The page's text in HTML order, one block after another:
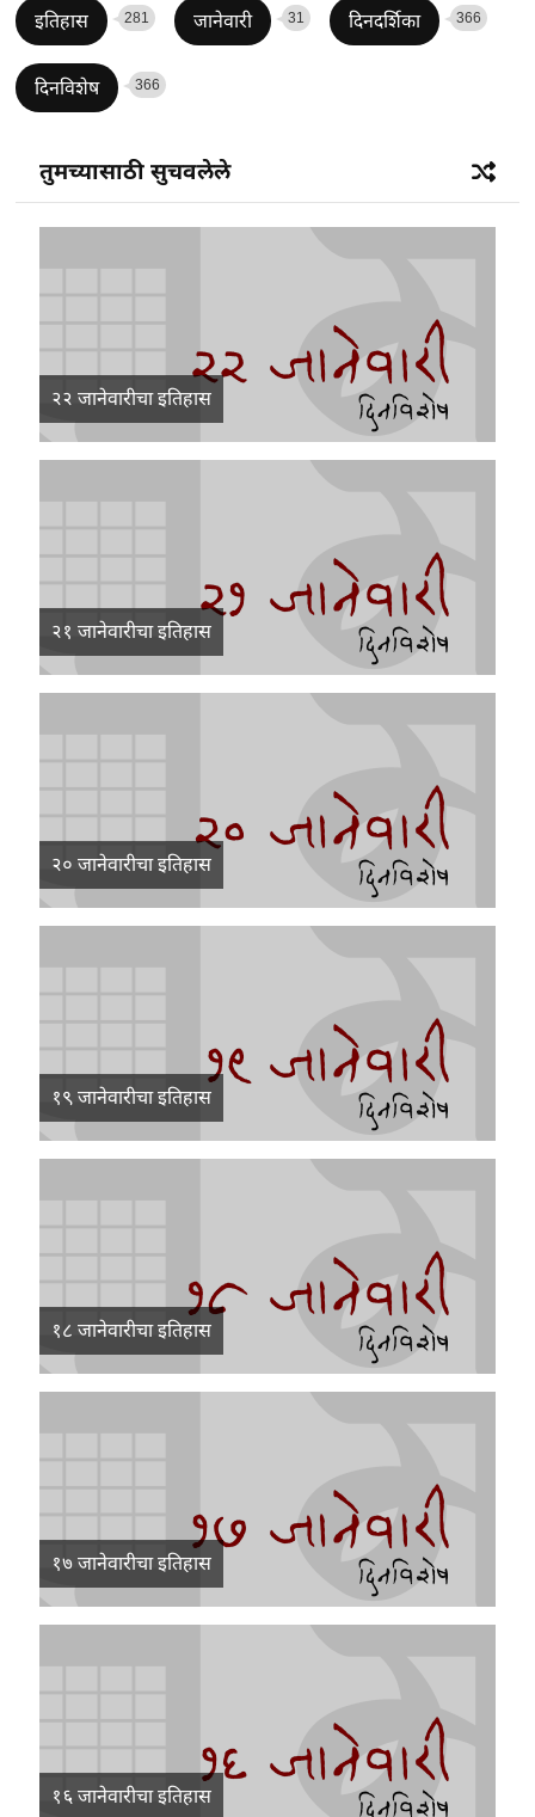
इतिहास 281 जानेवारी 31 दिनदर्शिका 366
दिनविशेष 366
तुमच्यासाठी सुचवलेले
२२ जानेवारीचा इतिहास
२१ जानेवारीचा इतिहास
२० जानेवारीचा इतिहास
१९ जानेवारीचा इतिहास
१८ जानेवारीचा इतिहास
१७ जानेवारीचा इतिहास
१६ जानेवारीचा इतिहास